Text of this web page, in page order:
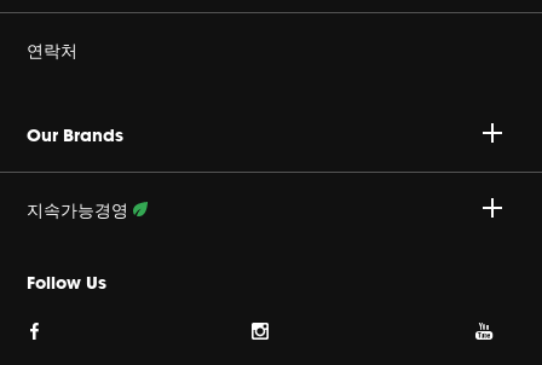
Harman Corporate
쿠키 정책
이용약관
사이트맵
연락처
A/S 문의 : 02-553-3494
업무시간
월~금, 오전 9시 ~ 오후 6시
Our Brands
지속가능경영
활동 상세보기
Follow Us